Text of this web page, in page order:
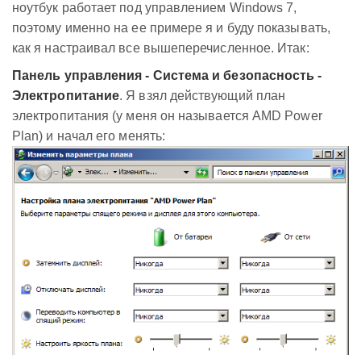
ноутбук работает под управлением Windows 7,
поэтому именно на ее примере я и буду показывать,
как я настраивал все вышеперечисленное. Итак:
Панель управления - Система и безопасность -
Электропитание. Я взял действующий план
электропитания (у меня он называется AMD Power
Plan) и начал его менять: